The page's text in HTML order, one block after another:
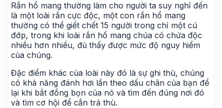
Rắn hổ mang thường làm cho người ta suy nghĩ đến
là một loài rắn cực độc, một con rắn hổ mang
thường có thể giết chết 15 người trong chỉ một cú
đớp, trong khi loài rắn hổ mang chúa có chứa độc
nhiều hơn nhiều, đủ thấy được mức độ nguy hiểm
của chúng.
Đặc điểm khác của loài này đó là sự ghi thù, chúng
có khả năng đánh hơi lần theo dấu chân của bạn để
lại khi bắt đồng bọn của nó và tìm đến đúng nơi đó
và tìm cơ hội để cắn trả thù.